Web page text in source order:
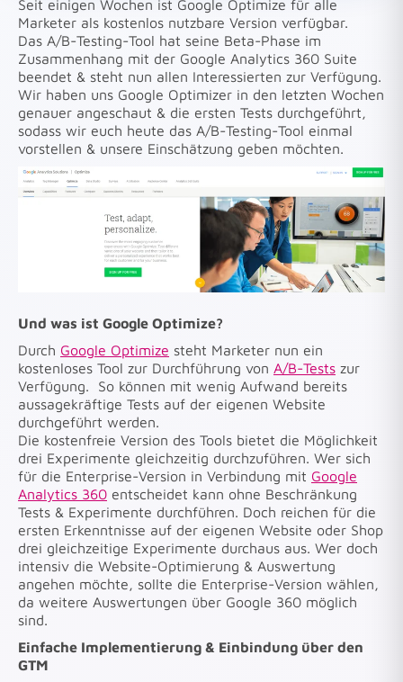
Seit einigen Wochen ist Google Optimize für alle
Marketer als kostenlos nutzbare Version verfügbar.
Das A/B-Testing-Tool hat seine Beta-Phase im
Zusammenhang mit der Google Analytics 360 Suite
beendet & steht nun allen Interessierten zur Verfügung.
Wir haben uns Google Optimizer in den letzten Wochen
genauer angeschaut & die ersten Tests durchgeführt,
sodass wir euch heute das A/B-Testing-Tool einmal
vorstellen & unsere Einschätzung geben möchten.
Und was ist Google Optimize?
Durch Google Optimize steht Marketer nun ein
kostenloses Tool zur Durchführung von A/B-Tests zur
Verfügung. So können mit wenig Aufwand bereits
aussagekräftige Tests auf der eigenen Website
durchgeführt werden.
Die kostenfreie Version des Tools bietet die Möglichkeit
drei Experimente gleichzeitig durchzuführen. Wer sich
für die Enterprise-Version in Verbindung mit Google
Analytics 360 entscheidet kann ohne Beschränkung
Tests & Experimente durchführen. Doch reichen für die
ersten Erkenntnisse auf der eigenen Website oder Shop
drei gleichzeitige Experimente durchaus aus. Wer doch
intensiv die Website-Optimierung & Auswertung
angehen möchte, sollte die Enterprise-Version wählen,
da weitere Auswertungen über Google 360 möglich
sind.
Einfache Implementierung & Einbindung über den
GTM